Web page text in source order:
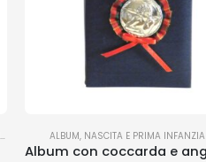
ALBUM, NASCITA E PRIMA INFANZIA